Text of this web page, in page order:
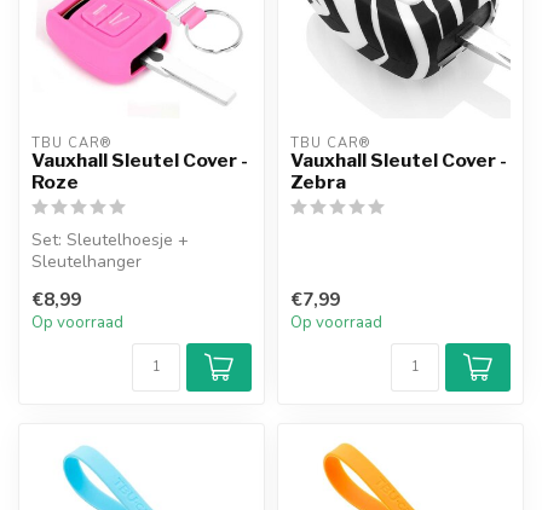
TBU CAR®
Vauxhall Sleutel Cover -
Roze
Set: Sleutelhoesje +
Sleutelhanger
€8,99
Op voorraad
TBU CAR®
Vauxhall Sleutel Cover -
Zebra
€7,99
Op voorraad